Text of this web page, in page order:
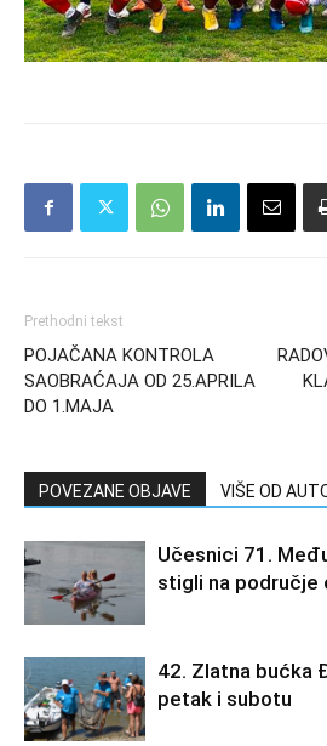
Prethodni tekst
POJAČANA KONTROLA
SAOBRAĆAJA OD 25.APRILA
DO 1.MAJA
POVEZANE OBJAVE VIŠE OD
Učesnici 71.
stigli na područje
42. Zlatna bućka
petak i subotu